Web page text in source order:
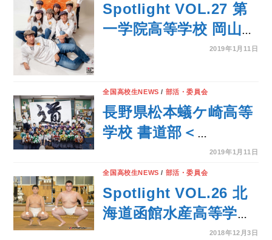
Spotlight VOL.27 第
一学院高等学校 岡山キ
ャンパス START-UP
2019年1月11日
全国高校生NEWS / 部活・委員会
長野県松本蟻ケ崎高等
学校 書道部＜
Supported by
MATCH Season7＞
2019年1月11日
全国高校生NEWS / 部活・委員会
Spotlight VOL.26 北
海道函館水産高等学校
2018年12月3日